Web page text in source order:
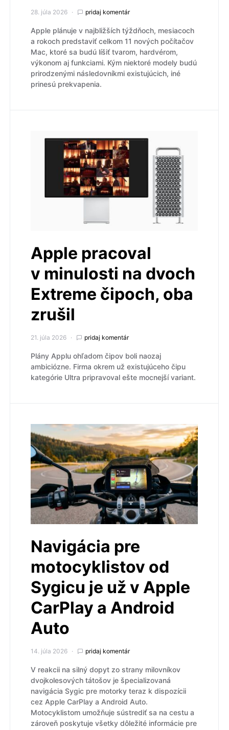
28. júla 2026 pridaj komentár
Apple plánuje v najbližších týždňoch, mesiacoch
a rokoch predstaviť celkom 11 nových počítačov
Mac, ktoré sa budú líšiť tvarom, hardvérom,
výkonom aj funkciami. Kým niektoré modely budú
prirodzenými následovníkmi existujúcich, iné
prinesú prekvapenia.
Apple pracoval
v minulosti na dvoch
Extreme čipoch, oba
zrušil
21. júla 2026 pridaj komentár
Plány Applu ohľadom čipov boli naozaj
ambiciózne. Firma okrem už existujúceho čipu
kategórie Ultra pripravoval ešte mocnejší variant.
Navigácia pre
motocyklistov od
Sygicu je už v Apple
CarPlay a Android
Auto
14. júla 2026 pridaj komentár
V reakcii na silný dopyt zo strany milovníkov
dvojkolesových tátošov je špecializovaná
navigácia Sygic pre motorky teraz k dispozícii
cez Apple CarPlay a Android Auto.
Motocyklistom umožňuje sústrediť sa na cestu a
zároveň poskytuje všetky dôležité informácie pre